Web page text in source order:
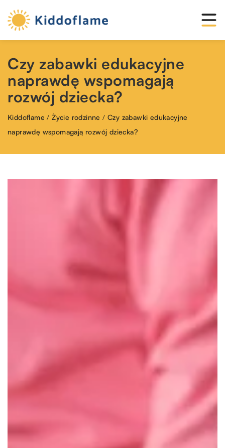
Czy zabawki edukacyjne
naprawdę wspomagają
rozwój dziecka?
Kiddoflame /Życie rodzinne /Czy zabawki edukacyjne
naprawdę wspomagają rozwój dziecka?